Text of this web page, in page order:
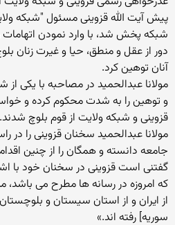
پیش آیت الله قزوینی مسئول "شبکه
شبکه پخش شد، با وارد نمودن
دور از عقل و منطق، حیا و غیرت زنان
آنان توهین کرد.
مولانا عبدالحمید در مصاحبه با یکی از
و توهین را به شدت محکوم کرده و
قزوینی و شبکه ولایت از قوم بلوچ شدند.
مولانا عبدالحمید سخنان قزوینی را در
جامعه دانسته و همگان را از چنین
گفتنی است قزوینی در سخنان خود با
که امروزه در رسانه ها مطرح می
از ایران و از استان سیستان و
سوریه] رفته اند.»